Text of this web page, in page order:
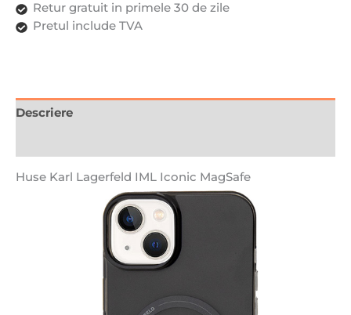
Retur gratuit in primele 30 de zile
Pretul include TVA
Descriere
Huse Karl Lagerfeld IML Iconic MagSafe